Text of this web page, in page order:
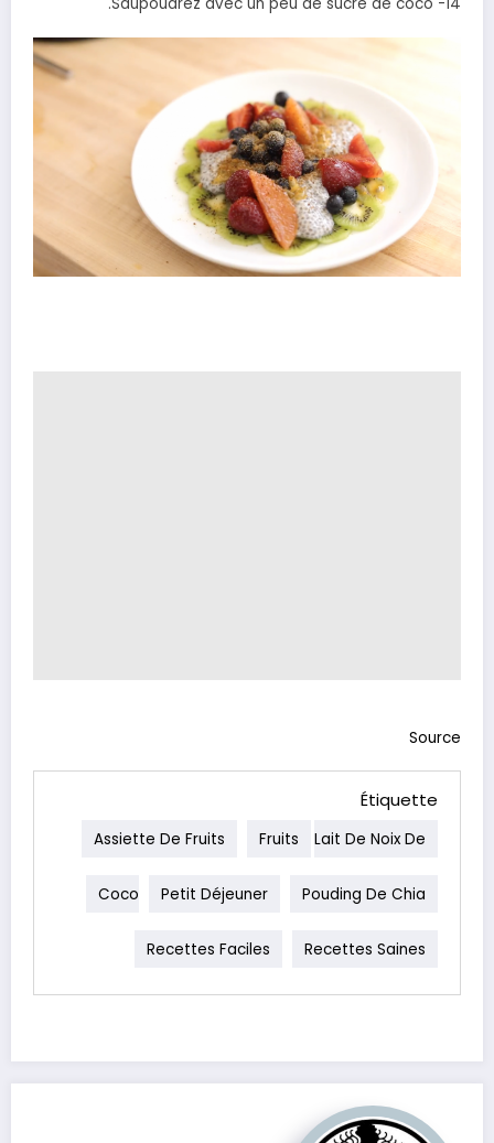
14- Saupoudrez avec un peu de sucre de coco.
Source
Étiquette
Assiette De Fruits Fruits Lait De Noix De
Coco Petit Déjeuner Pouding De Chia
Recettes Faciles Recettes Saines